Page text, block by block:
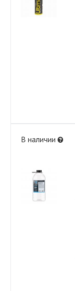
В наличии